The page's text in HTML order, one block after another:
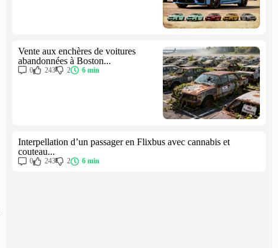
Vente aux enchères de voitures
abandonnées à Boston...
0 243 2 6 min
Interpellation d’un passager en Flixbus avec cannabis et
couteau...
0 243 2 6 min